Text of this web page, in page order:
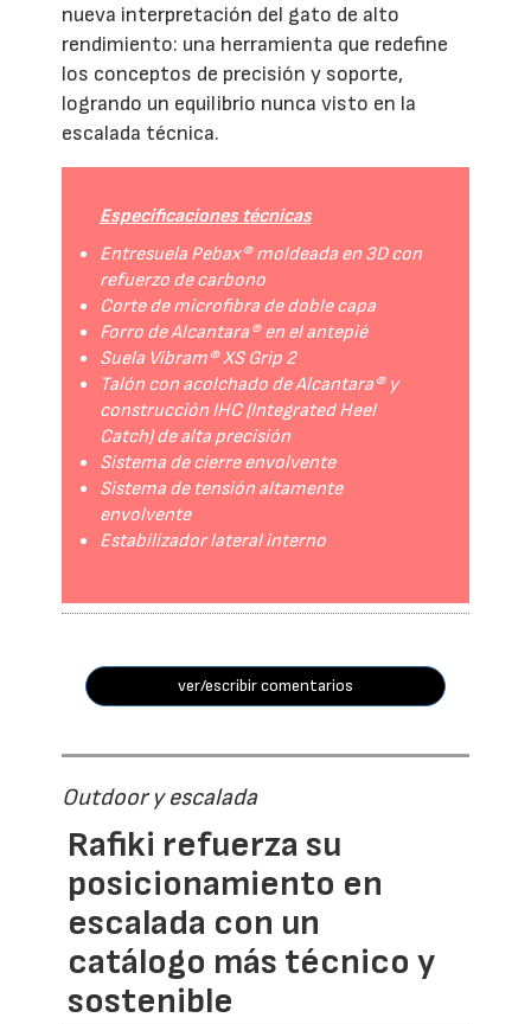
nueva interpretación del gato de alto
rendimiento: una herramienta que redefine
los conceptos de precisión y soporte,
logrando un equilibrio nunca visto en la
escalada técnica.
Especificaciones técnicas
Entresuela Pebax® moldeada en 3D con
refuerzo de carbono
Corte de microfibra de doble capa
Forro de Alcantara® en el antepié
Suela Vibram® XS Grip 2
Talón con acolchado de Alcantara® y
construcción IHC (Integrated Heel
Catch) de alta precisión
Sistema de cierre envolvente
Sistema de tensión altamente
envolvente
Estabilizador lateral interno
ver/escribir comentarios
Outdoor y escalada
Rafiki refuerza su
posicionamiento en
escalada con un
catálogo más técnico y
sostenible